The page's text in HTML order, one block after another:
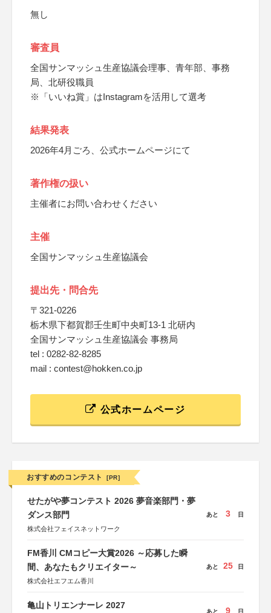
無し
審査員
全国サンマッシュ生産協議会理事、青年部、事務
局、北研役職員
※「いいね賞」はInstagramを活用して選考
結果発表
2026年4月ごろ、公式ホームページにて
著作権の扱い
主催者にお問い合わせください
主催
全国サンマッシュ生産協議会
提出先・問合先
〒321-0226
栃木県下都賀郡壬生町中央町13-1 北研内
全国サンマッシュ生産協議会 事務局
tel : 0282-82-8285
mail : contest@hokken.co.jp
公式ホームページ
おすすめのコンテスト [PR]
せたがや夢コンテスト 2026 夢音楽部門・夢
ダンス部門
株式会社フェイスネットワーク
あと 3 日
FM香川 CMコピー大賞2026 ～応募した瞬
間、あなたもクリエイター～
株式会社エフエム香川
あと 25 日
亀山トリエンナーレ 2027
あと 9 日